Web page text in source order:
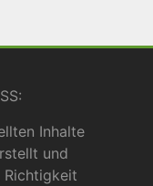
Inhalte
und